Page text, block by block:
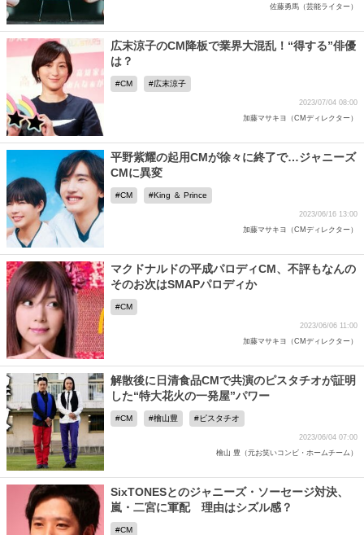
佐藤勇馬（芸能ライター）
広末涼子のCM降板で業界大混乱！“得する”俳優
は？
CM 広末涼子
2023/07/04 08:00
加藤マサキヨ（CMディレクター）
平野紫耀の起用CMが徐々に終了で…ジャニーズ
CMに異変
CM King ＆ Prince
2023/06/16 13:00
加藤マサキヨ（CMディレクター）
マクドナルドの平成パロディCM、不評もなんの
そのお次はSMAPパロディか
CM
2023/06/06 11:00
加藤マサキヨ（CMディレクター）
解散後に日清食品CMで共演のピスタチオが証明
した“特大花火の一発屋”パワー
CM 檜山豊 ピスタチオ
2023/06/04 07:00
檜山 豊（元お笑いコンビ・ホームチーム）
SixTONESとのジャニーズ・ソーセージ対決、
嵐・二宮に軍配 理由はシズル感？
CM